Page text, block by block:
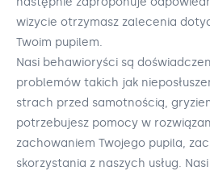
wizycie otrzymasz zalecenia
Twoim pupilem.
Nasi behawioryści są
problemów takich jak
strach przed samotnością,
potrzebujesz pomocy w
zachowaniem Twojego pupila,
skorzystania z naszych usług.